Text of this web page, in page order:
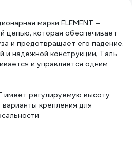
марки ELEMENT –
цепью, которая обеспечивает
и предотвращает его падение.
и надежной конструкции, Таль
и управляется одним
имеет регулируемую высоту
крепления для